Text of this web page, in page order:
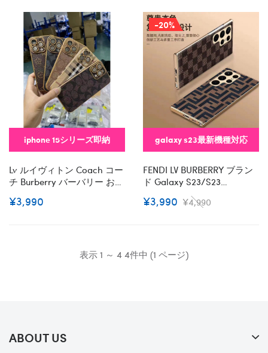
S24 Ultra S23 Plus レディー
スメンズ激安iphone 15/14
Proカバー ストラップ付 カ
ード入れセレブ愛用全機種
対応ハイブランドケース パ
ロディ
レディースメンズ激安おし
ゃれiphone 15 2023 14 13 12
Xr Xs 8/7 Plusケース 手帳型
バッグ型iphone 14 15 Plusケ
ースカバースタンド付き
iphone 15シリーズ即納
Lv ルイヴィトン Coach コー
チ Burberry バーバリー おし
Xr Xs 8/7 Plusケース 手帳型
入れiphone 14 15 Plusケース
¥3,990
-20%
galaxy s23最新機種対応
FENDI LV BURBERRY ブラン
ド Galaxy S23/s23
Plus/s23 Ultraケース おしゃ
れ 保護 モノグラム ギャラク
ズ
¥3,990 ¥4,990
表示 1 ～ 4 4件中 (1 ページ)
ABOUT US